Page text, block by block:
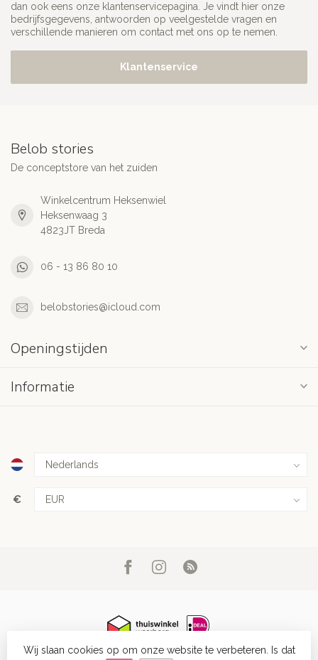
dan ook eens onze klantenservicepagina. Je vindt hier onze
bedrijfsgegevens, antwoorden op veelgestelde vragen en
verschillende manieren om contact met ons op te nemen.
Klantenservice
Belob stories
De conceptstore van het zuiden
Winkelcentrum Heksenwiel
Heksenwaag 3
4823JT Breda
06 - 13 86 80 10
belobstories@icloud.com
Openingstijden
Informatie
€
© Copyright 2026 Belob stories- Powered byLightspeed -
Wij slaan cookies op om onze website te verbeteren. Is dat